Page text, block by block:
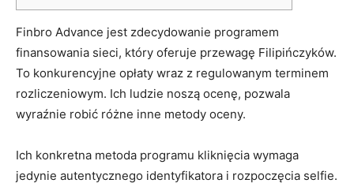
Finbro Advance jest zdecydowanie programem
finansowania sieci, który oferuje przewagę Filipińczyków.
To konkurencyjne opłaty wraz z regulowanym terminem
rozliczeniowym. Ich ludzie noszą ocenę, pozwala
wyraźnie robić różne inne metody oceny.
Ich konkretna metoda programu kliknięcia wymaga
jedynie autentycznego identyfikatora i rozpoczęcia selfie.